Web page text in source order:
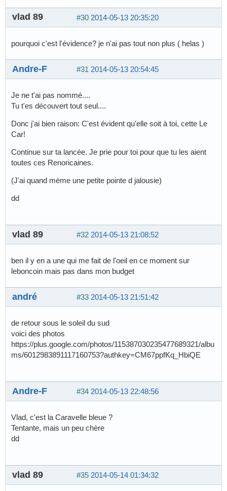
#30 2014-05-13 20:35:20
vlad 89
pourquoi c'est l'évidence? je n'ai pas tout non plus ( helas )
#31 2014-05-13 20:54:45
Andre-F
Je ne t'ai pas nommé....
Tu t'es découvert tout seul....
Donc j'ai bien raison: C'est évident qu'elle soit à toi, cette Le
Car!
Continue sur ta lancée. Je prie pour toi pour que tu les aient
toutes ces Renoricaines.
(J'ai quand mème une petite pointe d jalousie)
dd
#32 2014-05-13 21:08:52
vlad 89
ben il y en a une qui me fait de l'oeil en ce moment sur
leboncoin mais pas dans mon budget
#33 2014-05-13 21:51:42
andré
de retour sous le soleil du sud
voici des photos
https://plus.google.com/photos/115387030235477689321/albu
ms/6012983891117160753?authkey=CM67ppfKq_HbiQE
#34 2014-05-13 22:48:56
Andre-F
Vlad, c'est la Caravelle bleue ?
Tentante, mais un peu chère
dd
#35 2014-05-14 01:34:32
vlad 89